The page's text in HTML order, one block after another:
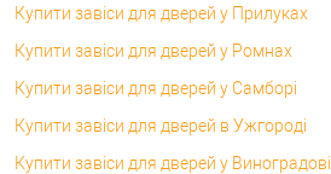
Купити завіси для дверей у Прилуках
Купити завіси для дверей у Ромнах
Купити завіси для дверей у Самборі
Купити завіси для дверей в Ужгороді
Купити завіси для дверей у Виноградові